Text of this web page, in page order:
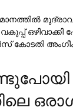
ഒഴിവാക്കി
കോടതി
ഒരാള്‍